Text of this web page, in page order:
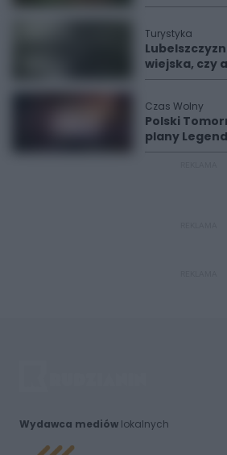
Turystyka
wiejska, czy
Czas Wolny
Polski
plany
Wydawca mediówlokalnych